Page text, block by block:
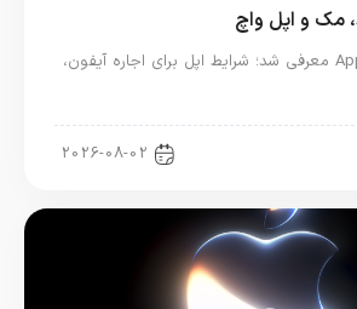
مک و اپل واچ
برنامه Apple Upgrade معرفی شد؛ شرایط اپل برای اجاره آیفون،
2026-08-02